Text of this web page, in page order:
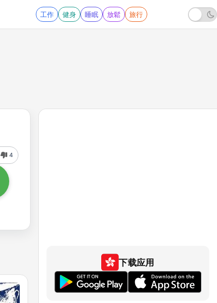
工作 健身 睡眠 放鬆 旅行
4
下载应用